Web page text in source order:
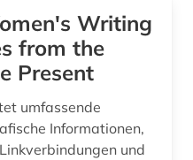
Writing
from the
Present
umfassende
Informationen,
und